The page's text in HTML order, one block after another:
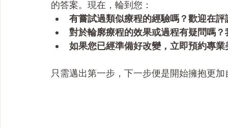
的答案。現在，輪到您：
有嘗試過類似療程的經驗嗎？歡迎在
對於輪廓療程的效果或過程有疑問嗎
如果您已經準備好改變，立即預約專
只需邁出第一步，下一步便是開始擁抱更